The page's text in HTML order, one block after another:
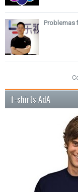
Problemas
T-shirts AdA